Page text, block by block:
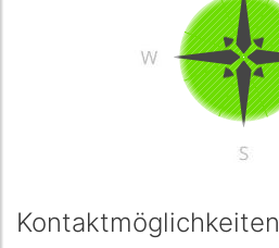
Kontaktmöglichkeiten